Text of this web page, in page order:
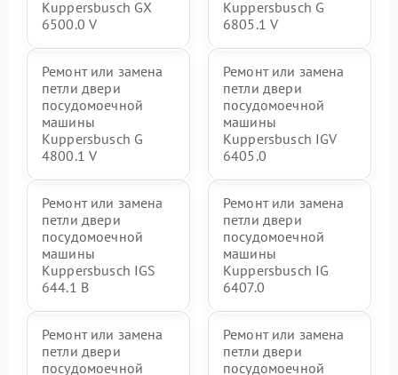
Kuppersbusch GX
6500.0 V
Kuppersbusch G
6805.1 V
Ремонт или замена
петли двери
посудомоечной
машины
Kuppersbusch G
4800.1 V
Ремонт или замена
петли двери
посудомоечной
машины
Kuppersbusch IGV
6405.0
Ремонт или замена
петли двери
посудомоечной
машины
Kuppersbusch IGS
644.1 B
Ремонт или замена
петли двери
посудомоечной
машины
Kuppersbusch IG
6407.0
Ремонт или замена
петли двери
посудомоечной
Ремонт или замена
петли двери
посудомоечной